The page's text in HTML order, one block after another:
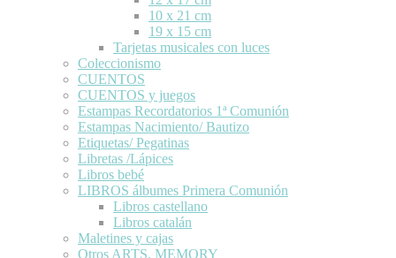
10 x 21 cm
19 x 15 cm
Tarjetas musicales con luces
Coleccionismo
CUENTOS
CUENTOS y juegos
Estampas Recordatorios 1ª Comunión
Estampas Nacimiento/ Bautizo
Etiquetas/ Pegatinas
Libretas /Lápices
Libros bebé
LIBROS álbumes Primera Comunión
Libros castellano
Libros catalán
Maletines y cajas
Otros ARTS. MEMORY